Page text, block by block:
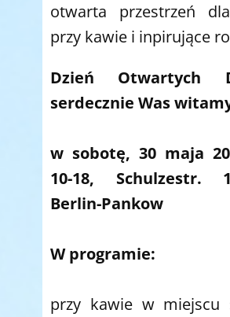
otwarta przestrzeń
przy kawie i inpirujące
Dzień Otwartych
serdecznie Was
w sobotę, 30 maja
10-18, Schulzestr.
Berlin-Pankow
W programie:
przy kawie w miejscu